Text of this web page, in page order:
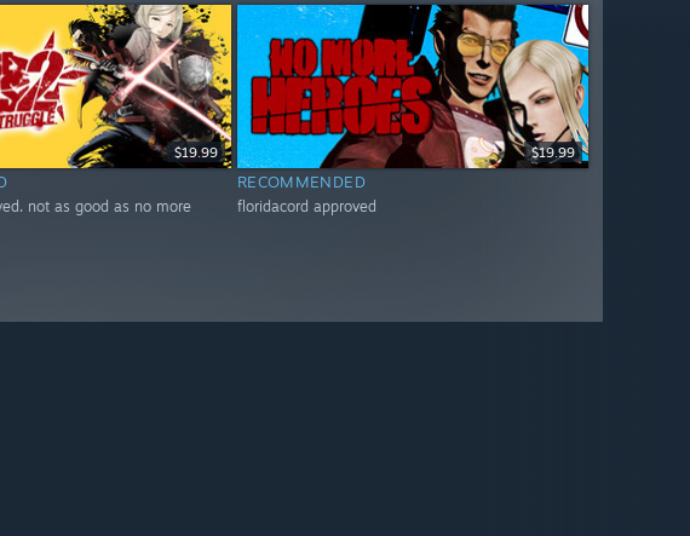
$19.99
not as good as no more
$19.99
RECOMMENDED
floridacord approved